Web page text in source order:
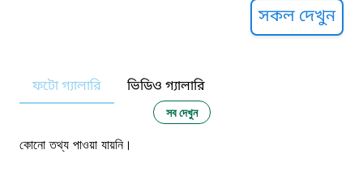
নারী ও শিশু নির্যাতন প্রতিরোধ
১০৬
সকল দেখুন
ফটো গ্যালারি ভিডিও গ্যালারি
সব দেখুন
কোনো তথ্য পাওয়া যায়নি।